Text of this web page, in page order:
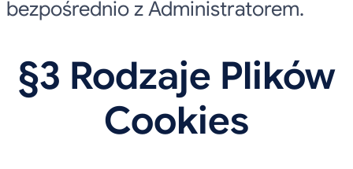
bezpośrednio z Administratorem.
§3 Rodzaje Plików
Cookies